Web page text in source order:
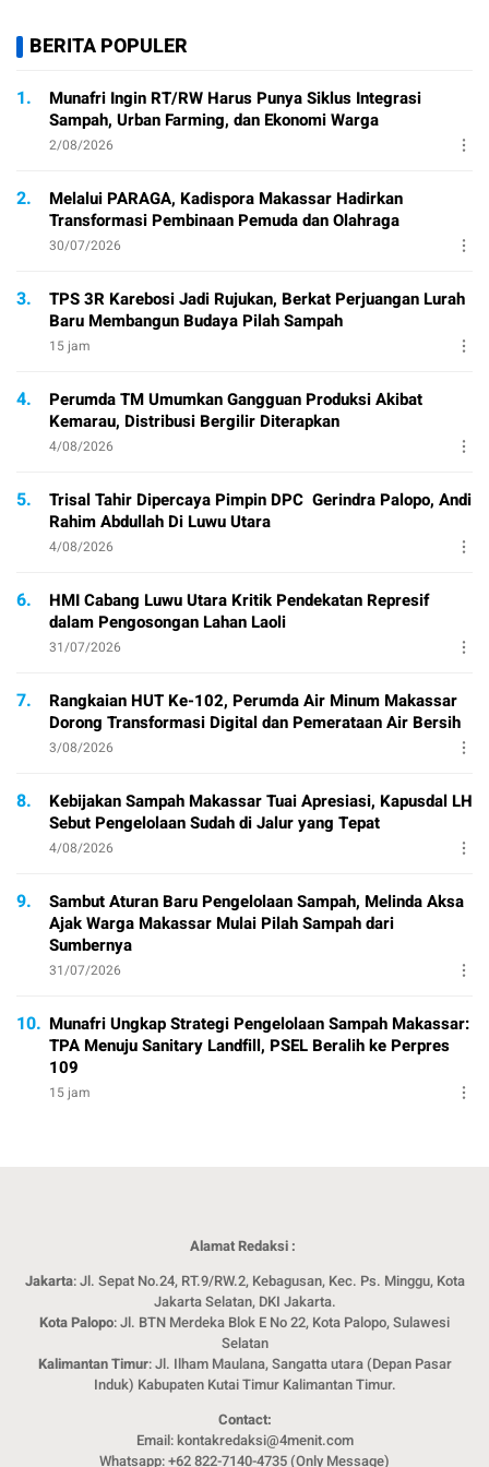
BERITA POPULER
1.
Munafri Ingin RT/RW Harus Punya Siklus Integrasi
Sampah, Urban Farming, dan Ekonomi Warga
2/08/2026
2.
Melalui PARAGA, Kadispora Makassar Hadirkan
Transformasi Pembinaan Pemuda dan Olahraga
30/07/2026
3.
TPS 3R Karebosi Jadi Rujukan, Berkat Perjuangan Lurah
Baru Membangun Budaya Pilah Sampah
15 jam
4.
Perumda TM Umumkan Gangguan Produksi Akibat
Kemarau, Distribusi Bergilir Diterapkan
4/08/2026
5.
Trisal Tahir Dipercaya Pimpin DPC Gerindra Palopo, Andi
Rahim Abdullah Di Luwu Utara
4/08/2026
6.
HMI Cabang Luwu Utara Kritik Pendekatan Represif
dalam Pengosongan Lahan Laoli
31/07/2026
7.
Rangkaian HUT Ke-102, Perumda Air Minum Makassar
Dorong Transformasi Digital dan Pemerataan Air Bersih
3/08/2026
8.
Kebijakan Sampah Makassar Tuai Apresiasi, Kapusdal LH
Sebut Pengelolaan Sudah di Jalur yang Tepat
4/08/2026
9.
Sambut Aturan Baru Pengelolaan Sampah, Melinda Aksa
Ajak Warga Makassar Mulai Pilah Sampah dari
Sumbernya
31/07/2026
10. Munafri Ungkap Strategi Pengelolaan Sampah Makassar:
TPA Menuju Sanitary Landfill, PSEL Beralih ke Perpres
109
15 jam
Alamat Redaksi :
Jakarta: Jl. Sepat No.24, RT.9/RW.2, Kebagusan, Kec. Ps. Minggu, Kota
Jakarta Selatan, DKI Jakarta.
Kota Palopo: Jl. BTN Merdeka Blok E No 22, Kota Palopo, Sulawesi
Selatan
Kalimantan Timur: Jl. Ilham Maulana, Sangatta utara (Depan Pasar
Induk) Kabupaten Kutai Timur Kalimantan Timur.
Contact:
Email: kontakredaksi@4menit.com
Whatsapp: +62 822-7140-4735 (Only Message)